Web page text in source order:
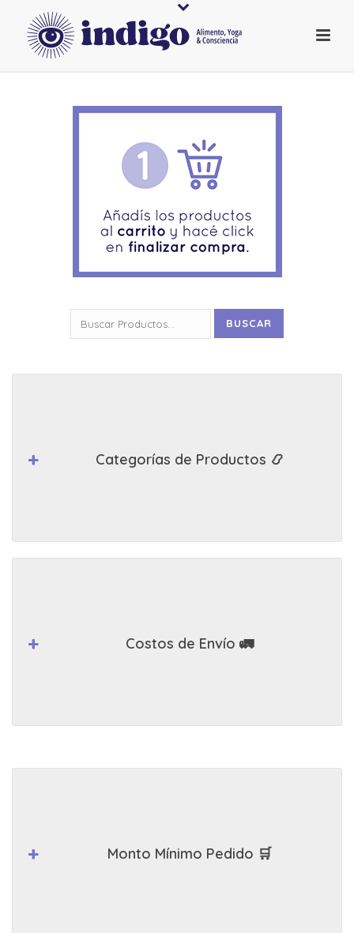
por:
BUSCAR
Categorías de Productos 📿
Costos de Envío 🚛
Monto Mínimo Pedido 🛒